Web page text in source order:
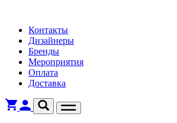
Контакты
Дизайнеры
Бренды
Мероприятия
Оплата
Доставка